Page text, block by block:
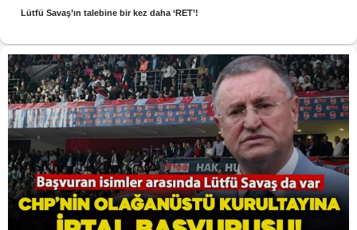
Lütfü Savaş’ın talebine bir kez daha ‘RET’!